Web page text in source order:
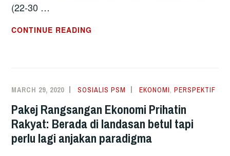
(22-30 …
CONTINUE READING
SITUASI
TERKAWAL?
MARCH 29, 2020 SOSIALIS PSM EKONOMI,PERSPEKTIF
Pakej Rangsangan Ekonomi Prihatin
Rakyat: Berada di landasan betul tapi
perlu lagi anjakan paradigma